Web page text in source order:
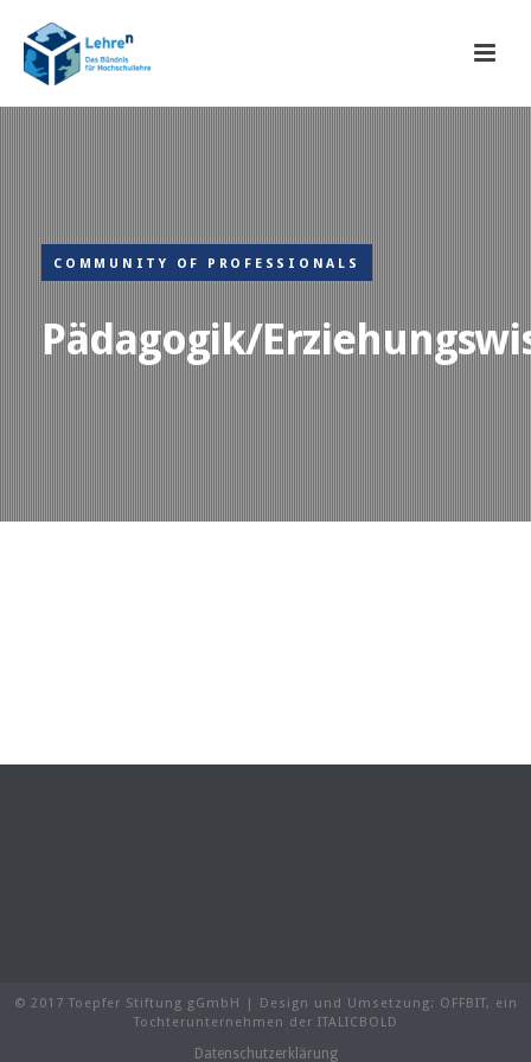
COMMUNITY OF PROFESSIONALS
Pädagogik/
© 2017 Toepfer Stiftung gGmbH | Design und Umsetzung: OFFBIT, ein
Tochterunternehmen der ITALICBOLD
Datenschutzerklärung